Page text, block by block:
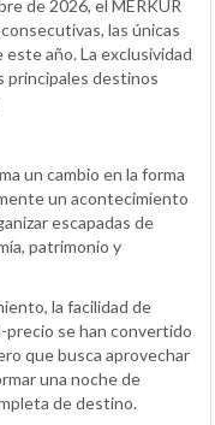
de 2026, el MERKUR
las únicas
año. La exclusividad
principales destinos
un cambio en la forma
un acontecimiento
escapadas de
patrimonio y
la facilidad de
precio se han convertido
que busca aprovechar
una noche de
de destino.